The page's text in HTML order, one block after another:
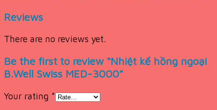
Reviews
There are no reviews yet.
Be the first to review “Nhiệt kế hồng ngoại
B.Well Swiss MED-3000”
Your rating *